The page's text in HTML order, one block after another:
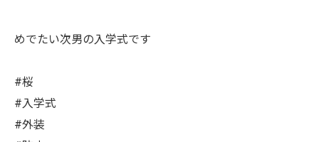
めでたい次男の入学式です
#桜
#入学式
#外装